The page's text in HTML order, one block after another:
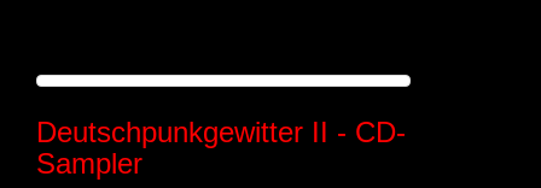
Deutschpunkgewitter II - CD-
Sampler